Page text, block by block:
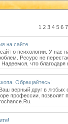
1 2 3 4 5 6 7
на сайте
о психологии. У
Ресурс не
что
Обращайтесь!
верный друг в любых
профессии,